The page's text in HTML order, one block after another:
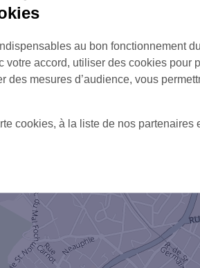
au bon fonctionnement
votre accord, utiliser des cookies pour
des mesures d’audience, vous
cookies, à la liste de nos partenaires